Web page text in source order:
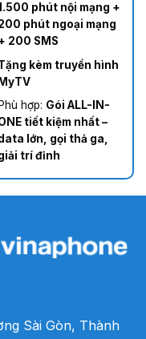
phút nội mạng +
phút ngoại mạng
200 SMS
kèm truyền hình
Phù hợp: Gói ALL-IN-
tiết kiệm nhất –
lớn, gọi thả ga,
trí đỉnh
Sài Gòn, Thành